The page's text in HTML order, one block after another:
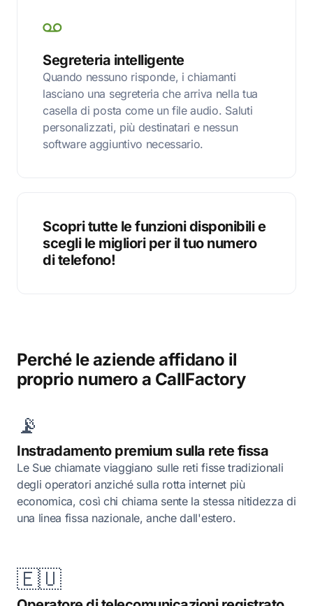
Segreteria intelligente
Quando nessuno risponde, i chiamanti
lasciano una segreteria che arriva nella tua
casella di posta come un file audio. Saluti
personalizzati, più destinatari e nessun
software aggiuntivo necessario.
Scopri tutte le funzioni disponibili e
scegli le migliori per il tuo numero
di telefono!
Perché le aziende affidano il
proprio numero a CallFactory
📡
Instradamento premium sulla rete fissa
Le Sue chiamate viaggiano sulle reti fisse tradizionali
degli operatori anziché sulla rotta internet più
economica, così chi chiama sente la stessa nitidezza di
una linea fissa nazionale, anche dall'estero.
🇪🇺